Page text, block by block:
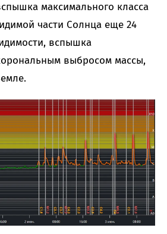
максимального класса
части Солнца еще 24
вспышка
выбросом массы,